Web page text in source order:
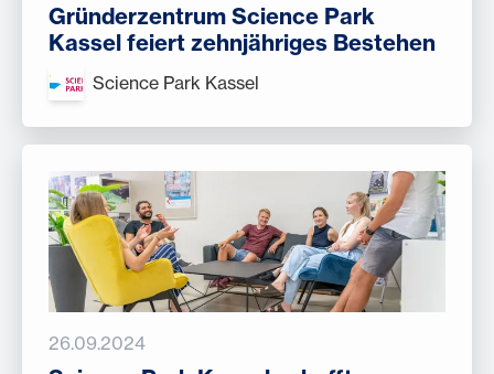
Gründerzentrum Science Park
Kassel feiert zehnjähriges Bestehen
Science Park Kassel
26.09.2024